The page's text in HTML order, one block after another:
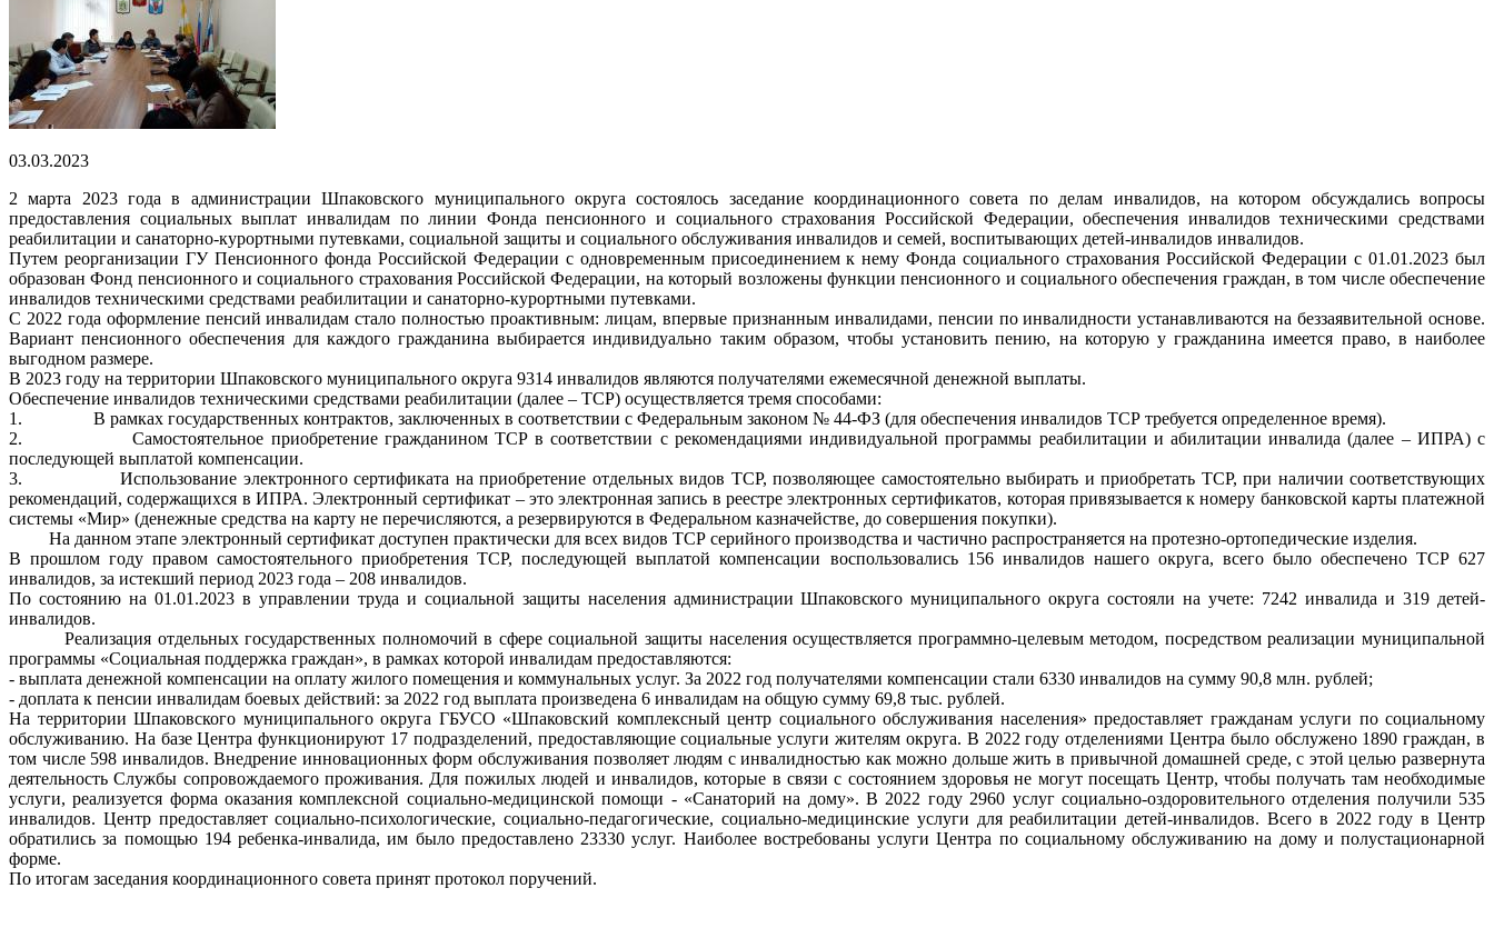
03.03.2023
2 марта 2023 года в администрации Шпаковского муниципального округа состоялось заседание координационного совета по делам инвалидов, на котором обсуждались вопросы
предоставления социальных выплат инвалидам по линии Фонда пенсионного и социального страхования Российской Федерации, обеспечения инвалидов техническими средствами
реабилитации и санаторно-курортными путевками, социальной защиты и социального обслуживания инвалидов и семей, воспитывающих детей-инвалидов инвалидов.
Путем реорганизации ГУ Пенсионного фонда Российской Федерации с одновременным присоединением к нему Фонда социального страхования Российской Федерации с 01.01.2023 был
образован Фонд пенсионного и социального страхования Российской Федерации, на который возложены функции пенсионного и социального обеспечения граждан, в том числе обеспечение
инвалидов техническими средствами реабилитации и санаторно-курортными путевками.
С 2022 года оформление пенсий инвалидам стало полностью проактивным: лицам, впервые признанным инвалидами, пенсии по инвалидности устанавливаются на беззаявительной основе.
Вариант пенсионного обеспечения для каждого гражданина выбирается индивидуально таким образом, чтобы установить пению, на которую у гражданина имеется право, в наиболее
выгодном размере.
В 2023 году на территории Шпаковского муниципального округа 9314 инвалидов являются получателями ежемесячной денежной выплаты.
Обеспечение инвалидов техническими средствами реабилитации (далее – ТСР) осуществляется тремя способами:
1. В рамках государственных контрактов, заключенных в соответствии с Федеральным законом № 44-ФЗ (для обеспечения инвалидов ТСР требуется определенное время).
2. Самостоятельное приобретение гражданином ТСР в соответствии с рекомендациями индивидуальной программы реабилитации и абилитации инвалида (далее – ИПРА) с
последующей выплатой компенсации.
3. Использование электронного сертификата на приобретение отдельных видов ТСР, позволяющее самостоятельно выбирать и приобретать ТСР, при наличии соответствующих
рекомендаций, содержащихся в ИПРА. Электронный сертификат – это электронная запись в реестре электронных сертификатов, которая привязывается к номеру банковской карты платежной
системы «Мир» (денежные средства на карту не перечисляются, а резервируются в Федеральном казначействе, до совершения покупки).
На данном этапе электронный сертификат доступен практически для всех видов ТСР серийного производства и частично распространяется на протезно-ортопедические изделия.
В прошлом году правом самостоятельного приобретения ТСР, последующей выплатой компенсации воспользовались 156 инвалидов нашего округа, всего было обеспечено ТСР 627
инвалидов, за истекший период 2023 года – 208 инвалидов.
По состоянию на 01.01.2023 в управлении труда и социальной защиты населения администрации Шпаковского муниципального округа состояли на учете: 7242 инвалида и 319 детей-
инвалидов.
Реализация отдельных государственных полномочий в сфере социальной защиты населения осуществляется программно-целевым методом, посредством реализации муниципальной
программы «Социальная поддержка граждан», в рамках которой инвалидам предоставляются:
- выплата денежной компенсации на оплату жилого помещения и коммунальных услуг. За 2022 год получателями компенсации стали 6330 инвалидов на сумму 90,8 млн. рублей;
- доплата к пенсии инвалидам боевых действий: за 2022 год выплата произведена 6 инвалидам на общую сумму 69,8 тыс. рублей.
На территории Шпаковского муниципального округа ГБУСО «Шпаковский комплексный центр социального обслуживания населения» предоставляет гражданам услуги по социальному
обслуживанию. На базе Центра функционируют 17 подразделений, предоставляющие социальные услуги жителям округа. В 2022 году отделениями Центра было обслужено 1890 граждан, в
том числе 598 инвалидов. Внедрение инновационных форм обслуживания позволяет людям с инвалидностью как можно дольше жить в привычной домашней среде, с этой целью развернута
деятельность Службы сопровождаемого проживания. Для пожилых людей и инвалидов, которые в связи с состоянием здоровья не могут посещать Центр, чтобы получать там необходимые
услуги, реализуется форма оказания комплексной социально-медицинской помощи - «Санаторий на дому». В 2022 году 2960 услуг социально-оздоровительного отделения получили 535
инвалидов. Центр предоставляет социально-психологические, социально-педагогические, социально-медицинские услуги для реабилитации детей-инвалидов. Всего в 2022 году в Центр
обратились за помощью 194 ребенка-инвалида, им было предоставлено 23330 услуг. Наиболее востребованы услуги Центра по социальному обслуживанию на дому и полустационарной
форме.
По итогам заседания координационного совета принят протокол поручений.